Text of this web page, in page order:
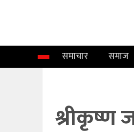
समाचार समाज
राजनीति
श्रीकृष्ण